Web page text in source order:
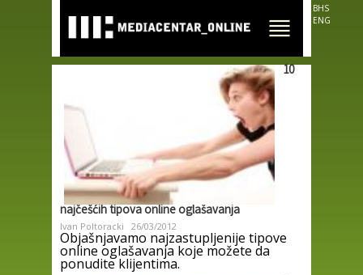
main
content
BHS
ENG
10
najčešćih tipova online oglašavanja
Ivan Poltoracki 26/03/2012
Objašnjavamo najzastupljenije tipove
online oglašavanja koje možete da
ponudite klijentima.